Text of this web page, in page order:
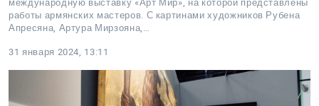
международную выставку «Арт Мир», на которой представлены
работы армянских мастеров. С картинами художников Рубена
Апресяна, Артура Мирзояна,…
31 января 2024, 13:11